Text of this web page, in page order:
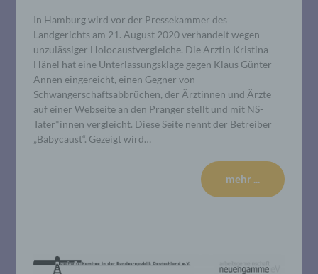
In Hamburg wird vor der Pressekammer des
Landgerichts am 21. August 2020 verhandelt wegen
unzulässiger Holocaustvergleiche. Die Ärztin Kristina
Hänel hat eine Unterlassungs­klage gegen Klaus Günter
Annen eingereicht, einen Gegner von
Schwangerschaftsabbrüchen, der Ärztinnen und Ärzte
auf einer Webseite an den Pranger stellt und mit NS-
Täter*innen vergleicht. Diese Seite nennt der Betreiber
„Babycaust“. Gezeigt wird…
mehr ...